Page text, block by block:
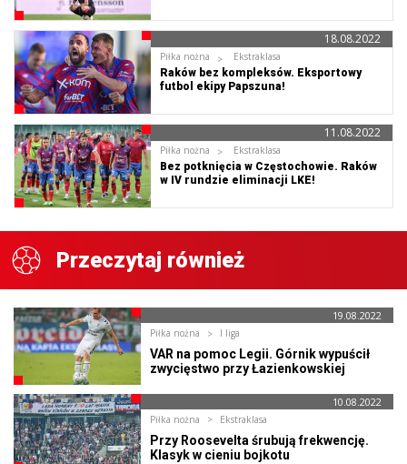
Piłka nożna
Ekstraklasa
Raków bez kompleksów. Eksportowy
futbol ekipy Papszuna!
18.08.2022
Piłka nożna
Ekstraklasa
Bez potknięcia w Częstochowie. Raków
w IV rundzie eliminacji LKE!
11.08.2022
Przeczytaj również
19.08.2022
Piłka nożna I liga
VAR na pomoc Legii. Górnik wypuścił
zwycięstwo przy Łazienkowskiej
10.08.2022
Piłka nożna Ekstraklasa
Przy Roosevelta śrubują frekwencję.
Klasyk w cieniu bojkotu